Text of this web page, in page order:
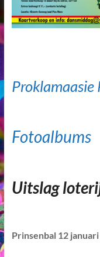
Fotoalbums
Uitslag
Prinsenbal 12